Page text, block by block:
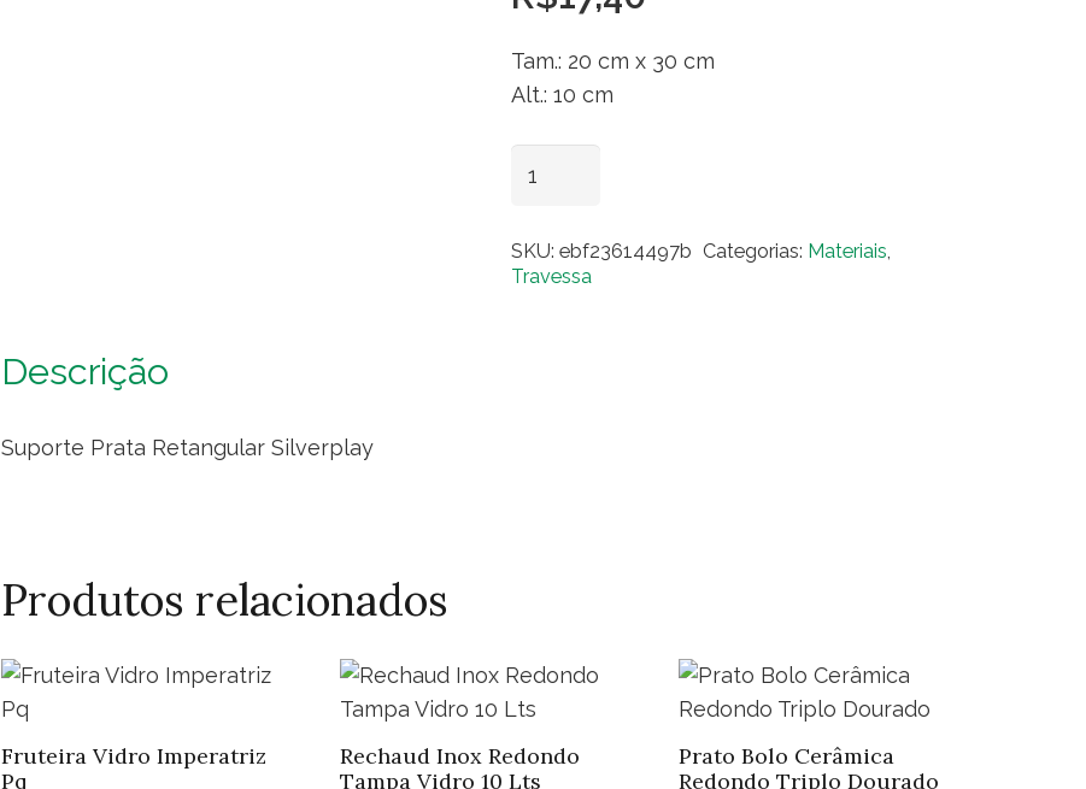
Tam.: 20 cm x 30 cm
Alt.: 10 cm
Silverplay
SKU: ebf23614497b Categorias: Materiais
Travessa
Descrição
Suporte Prata Retangular Silverplay
Produtos relacionados
Fruteira Vidro Imperatriz
Pq
Rechaud Inox Redondo
Tampa Vidro 10 Lts
Prato Bolo Cerâmica
Redondo Triplo Dourado